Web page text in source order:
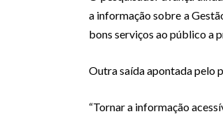
a informação sobre a
bons serviços ao público a
Outra saída apontada pelo
“Tornar a informação